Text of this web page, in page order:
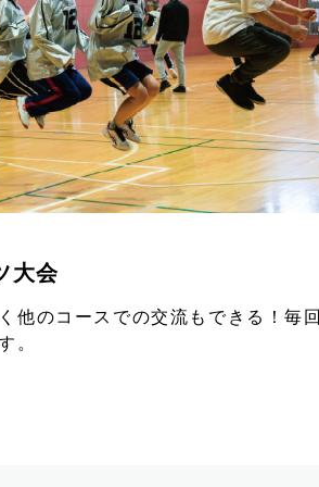
大会
他のコースでの交流もできる！毎回
。